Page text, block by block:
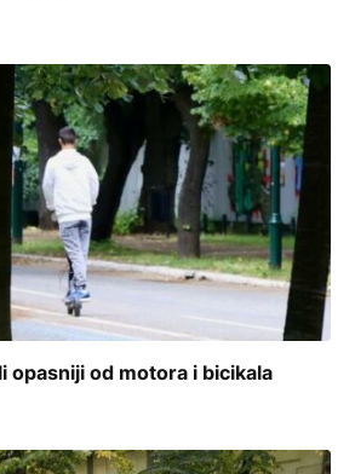
opasniji od motora i bicikala